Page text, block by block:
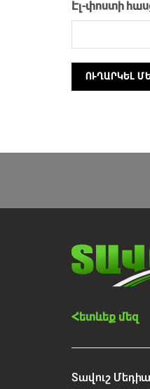
Էլ-փոստի
Հետևեք մեզ
Տավուշ